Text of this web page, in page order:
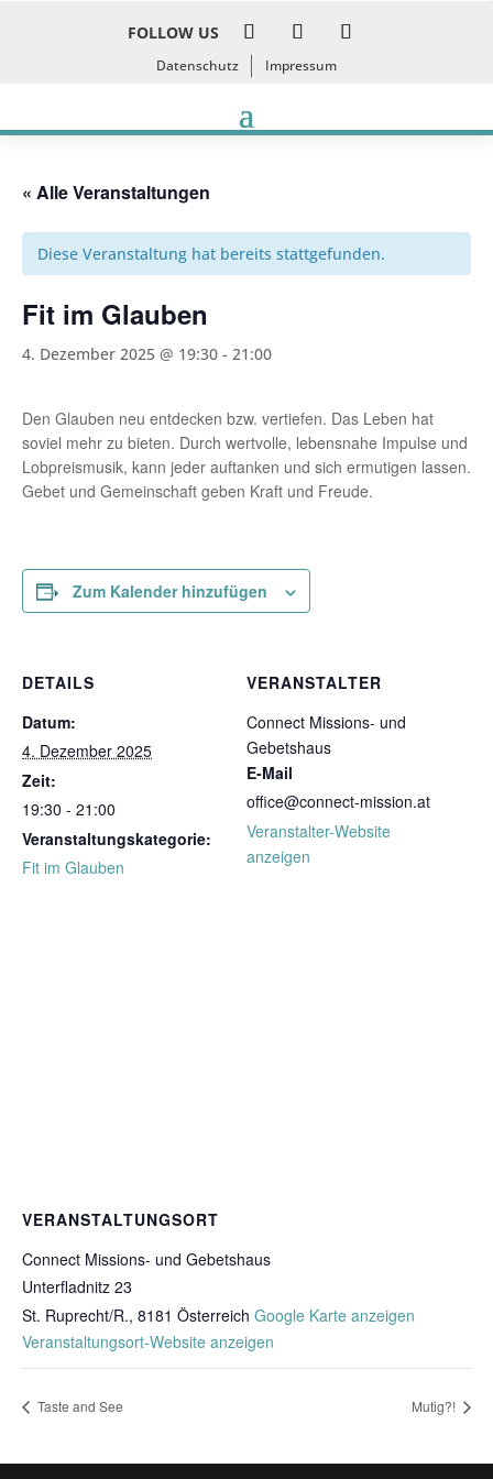
FOLLOW US
Datenschutz Impressum
« Alle Veranstaltungen
Diese Veranstaltung hat bereits stattgefunden.
Fit im Glauben
4. Dezember 2025 @ 19:30 - 21:00
Den Glauben neu entdecken bzw. vertiefen. Das Leben hat
soviel mehr zu bieten. Durch wertvolle, lebensnahe Impulse und
Lobpreismusik, kann jeder auftanken und sich ermutigen lassen.
Gebet und Gemeinschaft geben Kraft und Freude.
Zum Kalender hinzufügen
DETAILS
Datum:
4. Dezember 2025
Zeit:
19:30 - 21:00
Veranstaltungskategorie:
Fit im Glauben
VERANSTALTER
Connect Missions- und
Gebetshaus
E-Mail
office@connect-mission.at
Veranstalter-Website
anzeigen
VERANSTALTUNGSORT
Connect Missions- und Gebetshaus
Unterfladnitz 23
St. Ruprecht/R., 8181 Österreich Google Karte anzeigen
Veranstaltungsort-Website anzeigen
Taste and See Mutig?!